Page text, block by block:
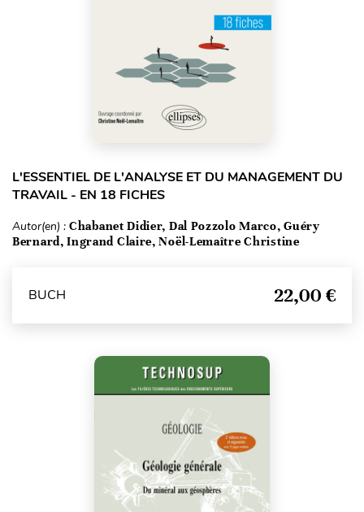
L'ESSENTIEL DE L'ANALYSE ET DU MANAGEMENT DU
TRAVAIL - EN 18 FICHES
Autor(en) : Chabanet Didier, Dal Pozzolo Marco, Guéry
Bernard, Ingrand Claire, Noël-Lemaître Christine
BUCH 22,00 €